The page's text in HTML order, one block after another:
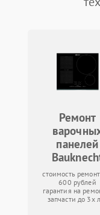
Ремонт
панелей
стоимость
600 рублей
гарантия на
запчасти до 3х